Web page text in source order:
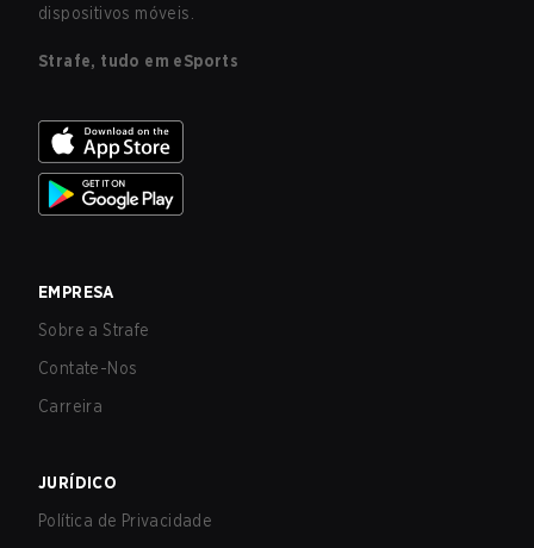
dispositivos móveis.
Strafe, tudo em eSports
EMPRESA
Sobre a Strafe
Contate-Nos
Carreira
JURÍDICO
Política de Privacidade